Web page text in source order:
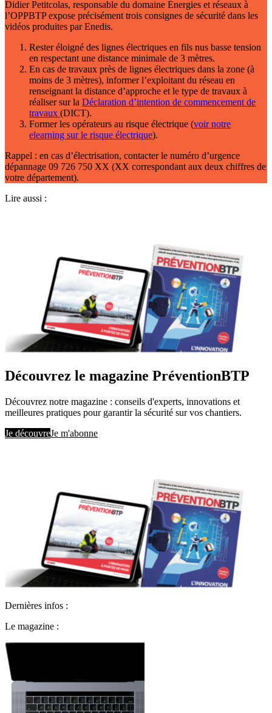
Didier Petitcolas, responsable du domaine Énergies et réseaux à
l’OPPBTP expose précisément trois consignes de sécurité dans les
vidéos produites par Enedis.
Rester éloigné des lignes électriques en fils nus basse tension
en respectant une distance minimale de 3 mètres.
En cas de travaux près de lignes électriques dans la zone (à
moins de 3 mètres), informer l’exploitant du réseau en
renseignant la distance d’approche et le type de travaux à
réaliser sur la Déclaration d’intention de commencement de
travaux (DICT).
Former les opérateurs au risque électrique (voir notre
elearning sur le risque électrique).
Rappel : en cas d’électrisation, contacter le numéro d’urgence
dépannage 09 726 750 XX (XX correspondant aux deux chiffres de
votre département).
Lire aussi :
Découvrez le magazine PréventionBTP
Découvrez notre magazine : conseils d'experts, innovations et
meilleures pratiques pour garantir la sécurité sur vos chantiers.
Je découvreJe m'abonne
Dernières infos :
Le magazine :